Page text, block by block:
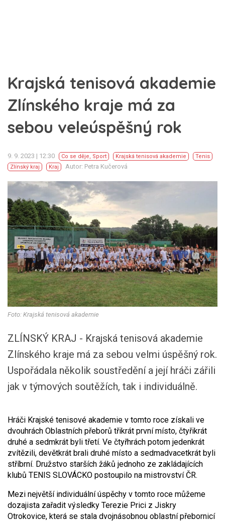
Krajská tenisová akademie
Zlínského kraje má za
sebou veleúspěšný rok
9. 9. 2023 | 12:30 Co se děje, Sport Krajská tenisová akademie
Tenis
Zlínský kraj
Kraj Autor: Petra Kučerová
Foto: Krajská tenisová akademie
ZLÍNSKÝ KRAJ - Krajská tenisová akademie
Zlínského kraje má za sebou velmi úspěšný rok.
Uspořádala několik soustředění a její hráči zářili
jak v týmových soutěžích, tak i individuálně.
Hráči Krajské tenisové akademie v tomto roce získali ve
dvouhrách Oblastních přeborů třikrát první místo, čtyřikrát
druhé a sedmkrát byli třetí. Ve čtyřhrách potom jedenkrát
zvítězili, devětkrát brali druhé místo a sedmadvacetkrát byli
stříbrní. Družstvo starších žáků jednoho ze zakládajících
klubů TENIS SLOVÁCKO postoupilo na mistrovství ČR.
Mezi největší individuální úspěchy v tomto roce můžeme
dozajista zařadit výsledky Terezie Prici z Jiskry
Otrokovice, která se stala dvojnásobnou oblastní přebornicí